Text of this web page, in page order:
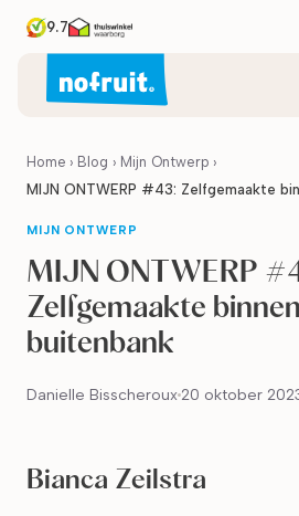
9.7
Home › Blog › Mijn Ontwerp ›
MIJN ONTWERP #43: Zelfgemaakte
MIJN ONTWERP
MIJN ONTWERP
Zelfgemaakte
buitenbank
Danielle Bisscheroux 20 oktober
Bianca Zeilstra